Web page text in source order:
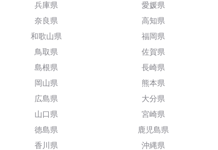
兵庫県
奈良県
和歌山県
鳥取県
島根県
岡山県
広島県
山口県
徳島県
香川県
愛媛県
高知県
福岡県
佐賀県
長崎県
熊本県
大分県
宮崎県
鹿児島県
沖縄県